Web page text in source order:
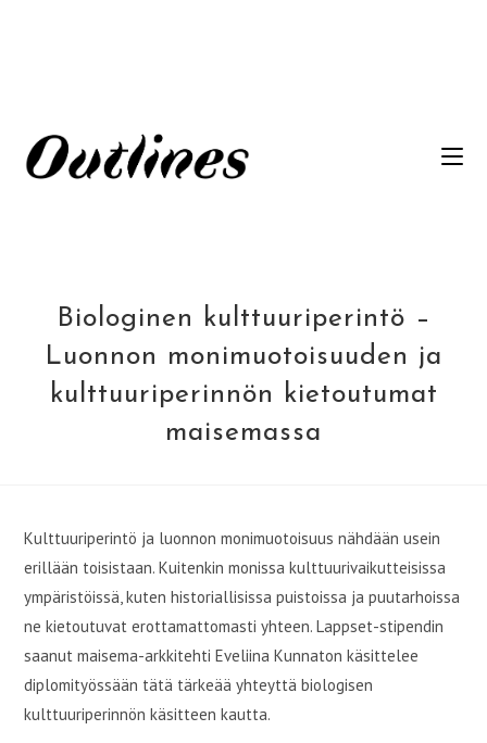
Biologinen kulttuuriperintö –
Luonnon monimuotoisuuden ja
kulttuuriperinnön kietoutumat
maisemassa
Kulttuuriperintö ja luonnon monimuotoisuus nähdään usein
erillään toisistaan. Kuitenkin monissa kulttuurivaikutteisissa
ympäristöissä, kuten historiallisissa puistoissa ja puutarhoissa
ne kietoutuvat erottamattomasti yhteen. Lappset-stipendin
saanut maisema-arkkitehti Eveliina Kunnaton käsittelee
diplomityössään tätä tärkeää yhteyttä biologisen
kulttuuriperinnön käsitteen kautta.